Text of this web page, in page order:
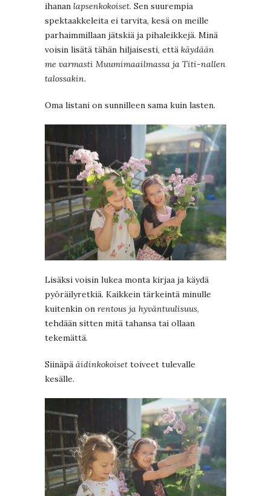
ihanan lapsenkokoiset. Sen suurempia
spektaakkeleita ei tarvita, kesä on meille
parhaimmillaan jätskiä ja pihaleikkejä. Minä
voisin lisätä tähän hiljaisesti, että käydään
me varmasti Muumimaailmassa ja Titi-nallen
talossakin.
Oma listani on sunnilleen sama kuin lasten.
Lisäksi voisin lukea monta kirjaa ja käydä
pyöräilyretkiä. Kaikkein tärkeintä minulle
kuitenkin on rentous ja hyväntuulisuus,
tehdään sitten mitä tahansa tai ollaan
tekemättä.
Siinäpä äidinkokoiset toiveet tulevalle
kesälle.